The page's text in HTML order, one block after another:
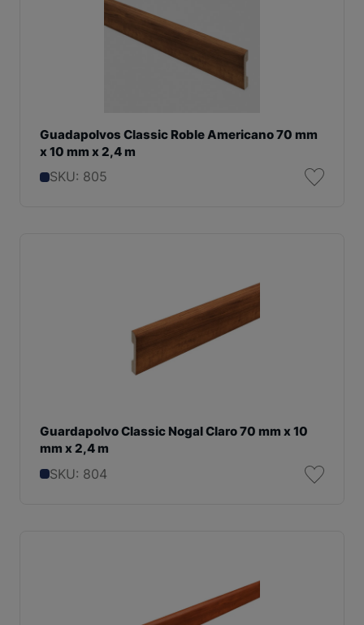
Guadapolvos Classic Roble Americano 70 mm
x 10 mm x 2,4 m
SKU: 805
Guardapolvo Classic Nogal Claro 70 mm x 10
mm x 2,4 m
SKU: 804